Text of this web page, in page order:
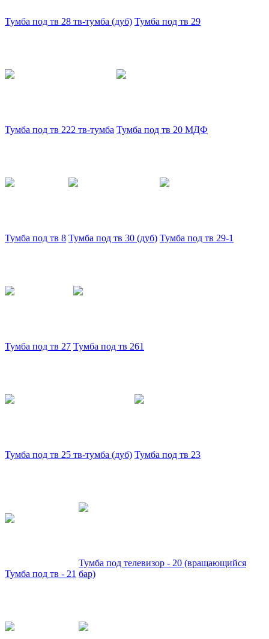
Тумба под тв 28 тв-тумба (дуб) Тумба под тв 29
Тумба под тв 222 тв-тумба Тумба под тв 20 МДФ
Тумба под тв 8 Тумба под тв 30 (дуб) Тумба под тв 29-1
Тумба под тв 27 Тумба под тв 261
Тумба под тв 25 тв-тумба (дуб) Тумба под тв 23
Тумба под тв - 21
Тумба под телевизор - 20 (вращающийся
бар)